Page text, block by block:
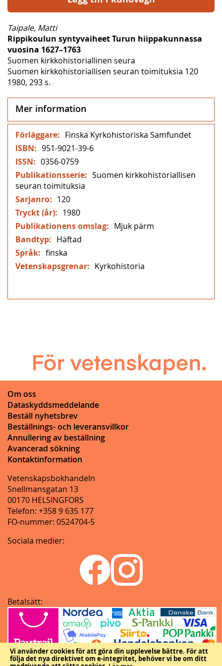
Vi använder cookies för att göra din upplevelse bättre. För att
följa det nya direktivet om e-integritet, behöver vi be om ditt
Taipale, Matti
Rippikoulun syntyvaiheet Turun hiippakunnassa
vuosina 1627–1763
Suomen kirkkohistoriallinen seura
Suomen kirkkohistoriallisen seuran toimituksia 120
1980, 293 s.
Mer information
Mer
information
Finska Kyrkohistoriska Samfundet
951-9021-39-6
0356-0759
Suomen kirkkohistoriallisen
seuran toimituksia
120
1980
Mjuk pärm
Häftad
finska
Kyrkohistoria
Om oss
Dataskyddsmeddelande
Beställ nyhetsbrev
Beställnings- och leveransvillkor
Annullering av beställning
Avancerad sökning
Kontaktinformation
Vetenskapsbokhandeln
Snellmansgatan 13
00170 HELSINGFORS
Telefon: +358 9 635 177
FO-nummer: 0524704-5
Sociala medier:
Betalsätt: